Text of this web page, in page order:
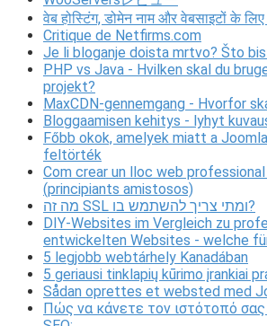
वेब होस्टिंग, डोमेन नाम और वेबसाइटों के
Critique de Netfirms.com
Je li bloganje doista mrtvo? Što
PHP vs Java - Hvilken skal du
projekt?
MaxCDN-gennemgang - Hvorfor
Bloggaamisen kehitys - lyhyt
Főbb okok, amelyek miatt a
feltörték
Com crear un lloc web
(principiants amistosos)
מה זה SSL ומתי צריך להשתמש בו?
DIY-Websites im Vergleich zu
entwickelten Websites - welche
5 legjobb webtárhely Kanadában
5 geriausi tinklapių kūrimo įrankiai
Sådan oprettes et websted med
Πώς να κάνετε τον ιστότοπό σας